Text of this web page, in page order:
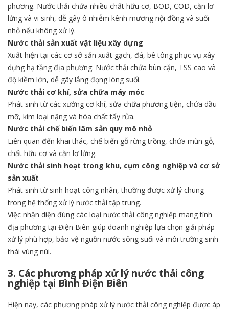
phương. Nước thải chứa nhiều chất hữu cơ, BOD, COD, cặn lơ
lửng và vi sinh, dễ gây ô nhiễm kênh mương nội đồng và suối
nhỏ nếu không xử lý.
Nước thải sản xuất vật liệu xây dựng
Xuất hiện tại các cơ sở sản xuất gạch, đá, bê tông phục vụ xây
dựng hạ tầng địa phương. Nước thải chứa bùn cặn, TSS cao và
độ kiềm lớn, dễ gây lắng đọng lòng suối.
Nước thải cơ khí, sửa chữa máy móc
Phát sinh từ các xưởng cơ khí, sửa chữa phương tiện, chứa dầu
mỡ, kim loại nặng và hóa chất tẩy rửa.
Nước thải chế biến lâm sản quy mô nhỏ
Liên quan đến khai thác, chế biến gỗ rừng trồng, chứa mùn gỗ,
chất hữu cơ và cặn lơ lửng.
Nước thải sinh hoạt trong khu, cụm công nghiệp và cơ sở
sản xuất
Phát sinh từ sinh hoạt công nhân, thường được xử lý chung
trong hệ thống xử lý nước thải tập trung.
Việc nhận diện đúng các loại nước thải công nghiệp mang tính
địa phương tại Điện Biên giúp doanh nghiệp lựa chọn giải pháp
xử lý phù hợp, bảo vệ nguồn nước sông suối và môi trường sinh
thái vùng núi.
3. Các phương pháp xử lý nước thải công
nghiệp tại Bình Điện Biên
Hiện nay, các phương pháp xử lý nước thải công nghiệp được áp